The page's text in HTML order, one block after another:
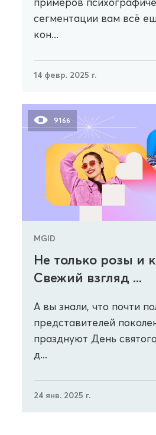
сегментации вам всё
кон...
14 февр. 2025 г.
9166
MGID
Не только розы и
Свежий взгляд ...
А вы знали, что почти
представителей
празднуют День
д...
24 янв. 2025 г.